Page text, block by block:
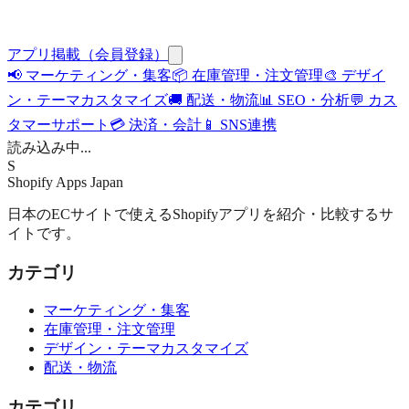
アプリ掲載（会員登録）
📢 マーケティング・集客📦 在庫管理・注文管理🎨 デザイ
ン・テーマカスタマイズ🚚 配送・物流📊 SEO・分析💬 カス
タマーサポート 💳 決済・会計 📱
SNS連携
読み込み中...
S
Shopify Apps Japan
日本のECサイトで使えるShopifyアプリを紹介・比較するサ
イトです。
カテゴリ
マーケティング・集客
在庫管理・注文管理
デザイン・テーマカスタマイズ
配送・物流